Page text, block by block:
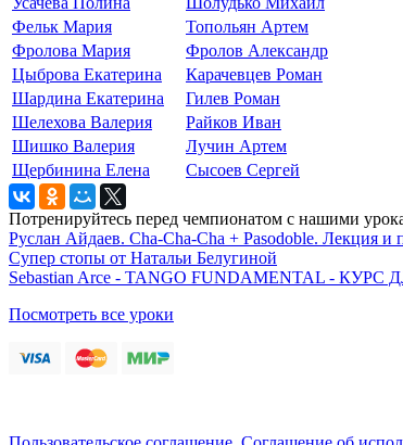
Фельк Мария
Топольян Артем
Фролова Мария
Фролов Александр
Цыброва Екатерина
Карачевцев Роман
Шардина Екатерина
Гилев Роман
Шелехова Валерия
Райков Иван
Шишко Валерия
Лучин Артем
Щербинина Елена
Сысоев Сергей
Потренируйтесь перед чемпионатом с нашими
Руслан Айдаев. Cha-Cha-Cha + Pasodoble. Лекция и
Супер стопы от Натальи Белугиной
Sebastian Arce - TANGO FUNDAMENTAL -
Посмотреть все уроки